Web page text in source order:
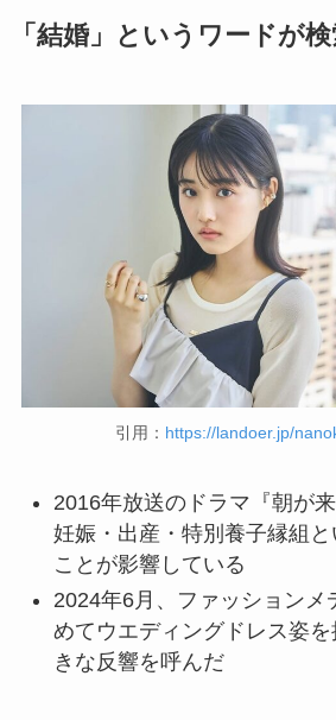
「結婚」というワードが
引用： https://landoer.jp/
2016年放送のドラマ『朝が
妊娠・出産・特別養子縁組
ことが影響している
2024年6月、ファッションメ
めてウエディングドレス姿
きな反響を呼んだ